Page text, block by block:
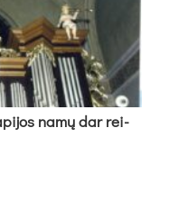
na­mų dar rei­